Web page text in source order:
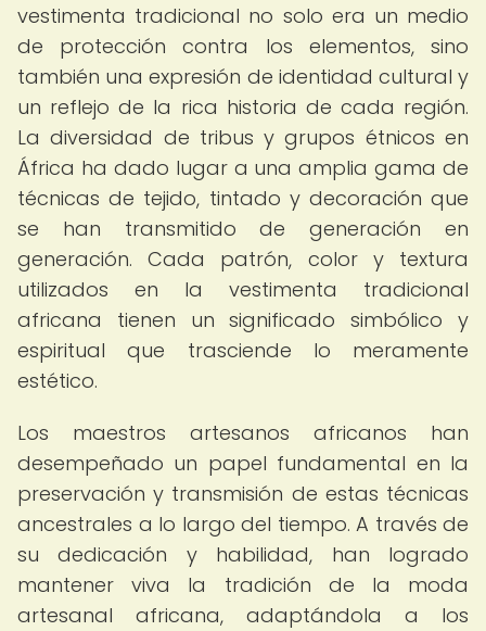
vestimenta tradicional no solo era un medio
de protección contra los elementos, sino
también una expresión de identidad cultural y
un reflejo de la rica historia de cada región.
La diversidad de tribus y grupos étnicos en
África ha dado lugar a una amplia gama de
técnicas de tejido, tintado y decoración que
se han transmitido de generación en
generación. Cada patrón, color y textura
utilizados en la vestimenta tradicional
africana tienen un significado simbólico y
espiritual que trasciende lo meramente
estético.
Los maestros artesanos africanos han
desempeñado un papel fundamental en la
preservación y transmisión de estas técnicas
ancestrales a lo largo del tiempo. A través de
su dedicación y habilidad, han logrado
mantener viva la tradición de la moda
artesanal africana, adaptándola a los